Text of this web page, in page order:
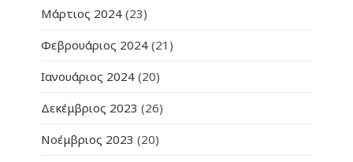
Μάρτιος 2024 (23)
Φεβρουάριος 2024 (21)
Ιανουάριος 2024 (20)
Δεκέμβριος 2023 (26)
Νοέμβριος 2023 (20)